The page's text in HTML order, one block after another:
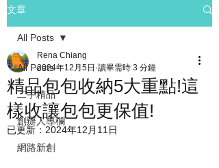
文章
All Posts
二手精品
創辦人專欄
網路新創
All Posts
精品包包收納5大重點!這
樣收讓包包更保值!
Rena Chiang
2024年12月5日 讀畢需時 3 分鐘
已更新： 2024年12月11日